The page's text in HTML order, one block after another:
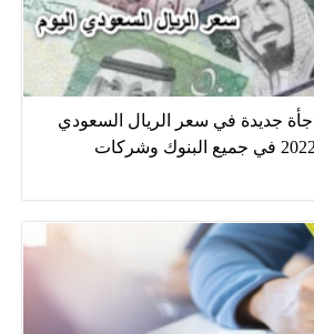
جديدة في سعر الريال السعودي
اليوم الإثنين 20 يونيو 2022 في جميع البنوك وشركات